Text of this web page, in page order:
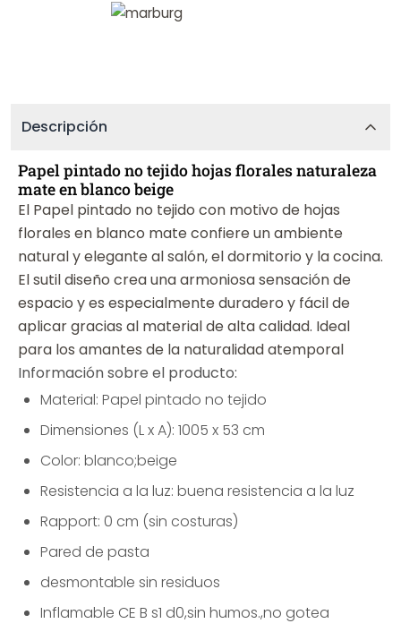
Descripción
Papel pintado no tejido hojas florales naturaleza
mate en blanco beige
El Papel pintado no tejido con motivo de hojas
florales en blanco mate confiere un ambiente
natural y elegante al salón, el dormitorio y la cocina.
El sutil diseño crea una armoniosa sensación de
espacio y es especialmente duradero y fácil de
aplicar gracias al material de alta calidad. Ideal
para los amantes de la naturalidad atemporal
Información sobre el producto:
Material: Papel pintado no tejido
Dimensiones (L x A): 1005 x 53 cm
Color: blanco;beige
Resistencia a la luz: buena resistencia a la luz
Rapport: 0 cm (sin costuras)
Pared de pasta
desmontable sin residuos
Inflamable CE B s1 d0,sin humos.,no gotea